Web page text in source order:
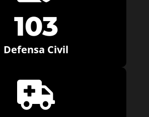
103
Defensa Civil
